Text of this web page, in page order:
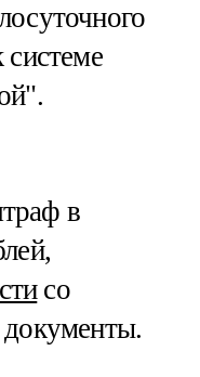
системе
в
со
документы.